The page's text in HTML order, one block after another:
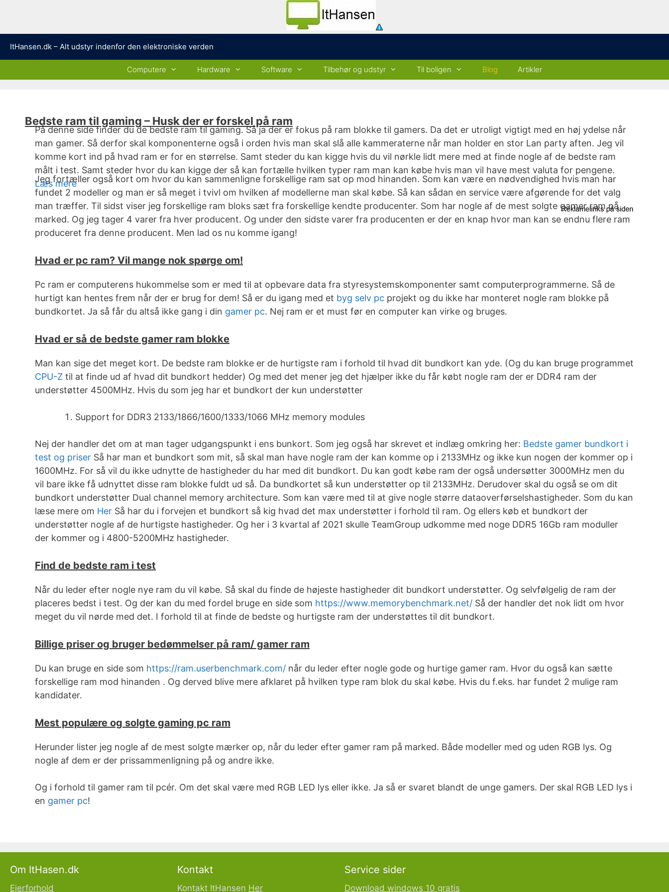
ItHansen.dk – Alt udstyr indenfor den elektroniske verden
Computere Hardware Software Tilbehør og udstyr Til boligen Blog Artikler
Bedste ram til gaming – Husk der er forskel på ram
På denne side finder du de bedste ram til gaming. Så ja der er fokus på ram blokke til gamers. Da det er utroligt vigtigt med en høj ydelse når
man gamer. Så derfor skal komponenterne også i orden hvis man skal slå alle kammeraterne når man holder en stor Lan party aften. Jeg vil
komme kort ind på hvad ram er for en størrelse. Samt steder du kan kigge hvis du vil nørkle lidt mere med at finde nogle af de bedste ram
målt i test. Samt steder hvor du kan kigge der så kan fortælle hvilken typer ram man kan købe hvis man vil have mest valuta for pengene.
Læs mere
Jeg fortæller også kort om hvor du kan sammenligne forskellige ram sat op mod hinanden. Som kan være en nødvendighed hvis man har
fundet 2 modeller og man er så meget i tvivl om hvilken af modellerne man skal købe. Så kan sådan en service være afgørende for det valg
man træffer. Til sidst viser jeg forskellige ram bloks sæt fra forskellige kendte producenter. Som har nogle af de mest solgte gamer ram på
marked. Og jeg tager 4 varer fra hver producent. Og under den sidste varer fra producenten er der en knap hvor man kan se endnu flere ram
produceret fra denne producent. Men lad os nu komme igang!
Hvad er pc ram? Vil mange nok spørge om!
Pc ram er computerens hukommelse som er med til at opbevare data fra styresystemskomponenter samt computerprogrammerne. Så de
hurtigt kan hentes frem når der er brug for dem! Så er du igang med et byg selv pc projekt og du ikke har monteret nogle ram blokke på
bundkortet. Ja så får du altså ikke gang i din gamer pc. Nej ram er et must før en computer kan virke og bruges.
Hvad er så de bedste gamer ram blokke
Man kan sige det meget kort. De bedste ram blokke er de hurtigste ram i forhold til hvad dit bundkort kan yde. (Og du kan bruge programmet
CPU-Z til at finde ud af hvad dit bundkort hedder) Og med det mener jeg det hjælper ikke du får købt nogle ram der er DDR4 ram der
understøtter 4500MHz. Hvis du som jeg har et bundkort der kun understøtter
Support for DDR3 2133/1866/1600/1333/1066 MHz memory modules
Nej der handler det om at man tager udgangspunkt i ens bunkort. Som jeg også har skrevet et indlæg omkring her: Bedste gamer bundkort i
test og priser Så har man et bundkort som mit, så skal man have nogle ram der kan komme op i 2133MHz og ikke kun nogen der kommer op i
1600MHz. For så vil du ikke udnytte de hastigheder du har med dit bundkort. Du kan godt købe ram der også undersøtter 3000MHz men du
vil bare ikke få udnyttet disse ram blokke fuldt ud så. Da bundkortet så kun understøtter op til 2133MHz. Derudover skal du også se om dit
bundkort understøtter Dual channel memory architecture. Som kan være med til at give nogle større dataoverførselshastigheder. Som du kan
læse mere om Her Så har du i forvejen et bundkort så kig hvad det max understøtter i forhold til ram. Og ellers køb et bundkort der
understøtter nogle af de hurtigste hastigheder. Og her i 3 kvartal af 2021 skulle TeamGroup udkomme med noge DDR5 16Gb ram moduller
der kommer og i 4800-5200MHz hastigheder.
Find de bedste ram i test
Når du leder efter nogle nye ram du vil købe. Så skal du finde de højeste hastigheder dit bundkort understøtter. Og selvfølgelig de ram der
placeres bedst i test. Og der kan du med fordel bruge en side som https://www.memorybenchmark.net/ Så der handler det nok lidt om hvor
meget du vil nørde med det. I forhold til at finde de bedste og hurtigste ram der understøttes til dit bundkort.
Billige priser og bruger bedømmelser på ram/ gamer ram
Du kan bruge en side som https://ram.userbenchmark.com/ når du leder efter nogle gode og hurtige gamer ram. Hvor du også kan sætte
forskellige ram mod hinanden . Og derved blive mere afklaret på hvilken type ram blok du skal købe. Hvis du f.eks. har fundet 2 mulige ram
kandidater.
Mest populære og solgte gaming pc ram
Herunder lister jeg nogle af de mest solgte mærker op, når du leder efter gamer ram på marked. Både modeller med og uden RGB lys. Og
nogle af dem er der prissammenligning på og andre ikke.
Og i forhold til gamer ram til pcér. Om det skal være med RGB LED lys eller ikke. Ja så er svaret blandt de unge gamers. Der skal RGB LED lys i
en gamer pc!
Om ItHasen.dk
Ejerforhold
Kontakt
Kontakt ItHansen Her
Service sider
Download windows 10 gratis